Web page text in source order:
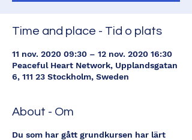
Time and place - Tid o plats
11 nov. 2020 09:30 – 12 nov. 2020 16:30
Peaceful Heart Network, Upplandsgatan
6, 111 23 Stockholm, Sweden
About - Om
Du som har gått grundkursen har lärt